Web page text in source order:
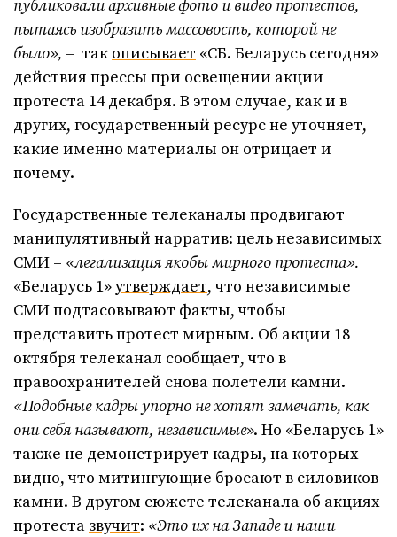
публиковали архивные фото и видео протестов,
пытаясь изобразить массовость, которой не
было», – так описывает «СБ. Беларусь сегодня»
действия прессы при освещении акции
протеста 14 декабря. В этом случае, как и в
других, государственный ресурс не уточняет,
какие именно материалы он отрицает и
почему.
Государственные телеканалы продвигают
манипулятивный нарратив: цель независимых
СМИ – «легализация якобы мирного протеста».
«Беларусь 1»утверждает, что независимые
СМИ подтасовывают факты, чтобы
представить протест мирным. Об акции 18
октября телеканал сообщает, что в
правоохранителей снова полетели камни.
«Подобные кадры упорно не хотят замечать, как
они себя называют, независимые». Но «Беларусь 1»
также не демонстрирует кадры, на которых
видно, что митингующие бросают в силовиков
камни. В другом сюжете телеканала об акциях
протеста звучит: «Это их на Западе и наши